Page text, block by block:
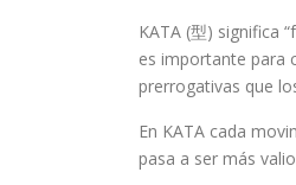
KATA (型) significa
es importante para
prerrogativas que
En KATA cada
pasa a ser más